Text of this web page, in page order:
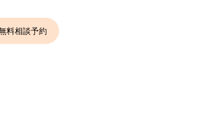
料相談予約